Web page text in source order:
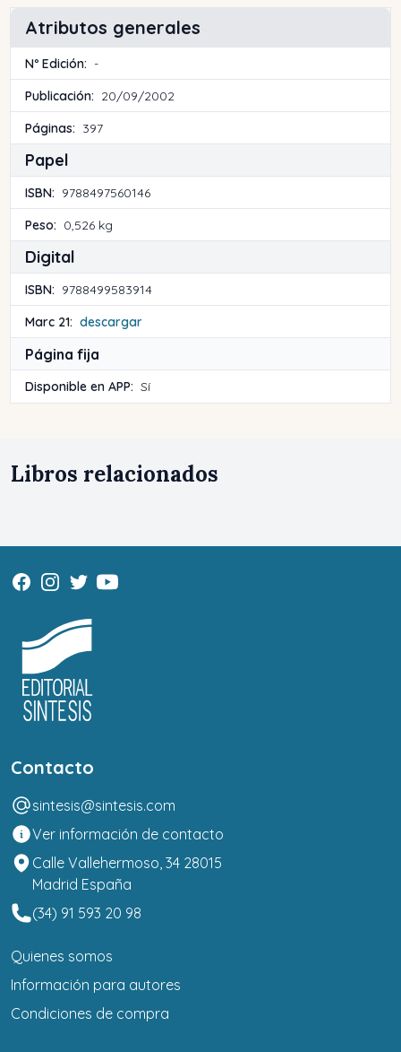
Atributos generales
Nº Edición: -
Publicación: 20/09/2002
Páginas: 397
Papel
ISBN: 9788497560146
Peso: 0,526 kg
Digital
ISBN: 9788499583914
Marc 21: descargar
Página fija
Disponible en APP: Sí
Libros relacionados
Contacto
sintesis@sintesis.com
Ver información de contacto
Calle Vallehermoso, 34 28015
Madrid España
(34) 91 593 20 98
Quienes somos
Información para autores
Condiciones de compra